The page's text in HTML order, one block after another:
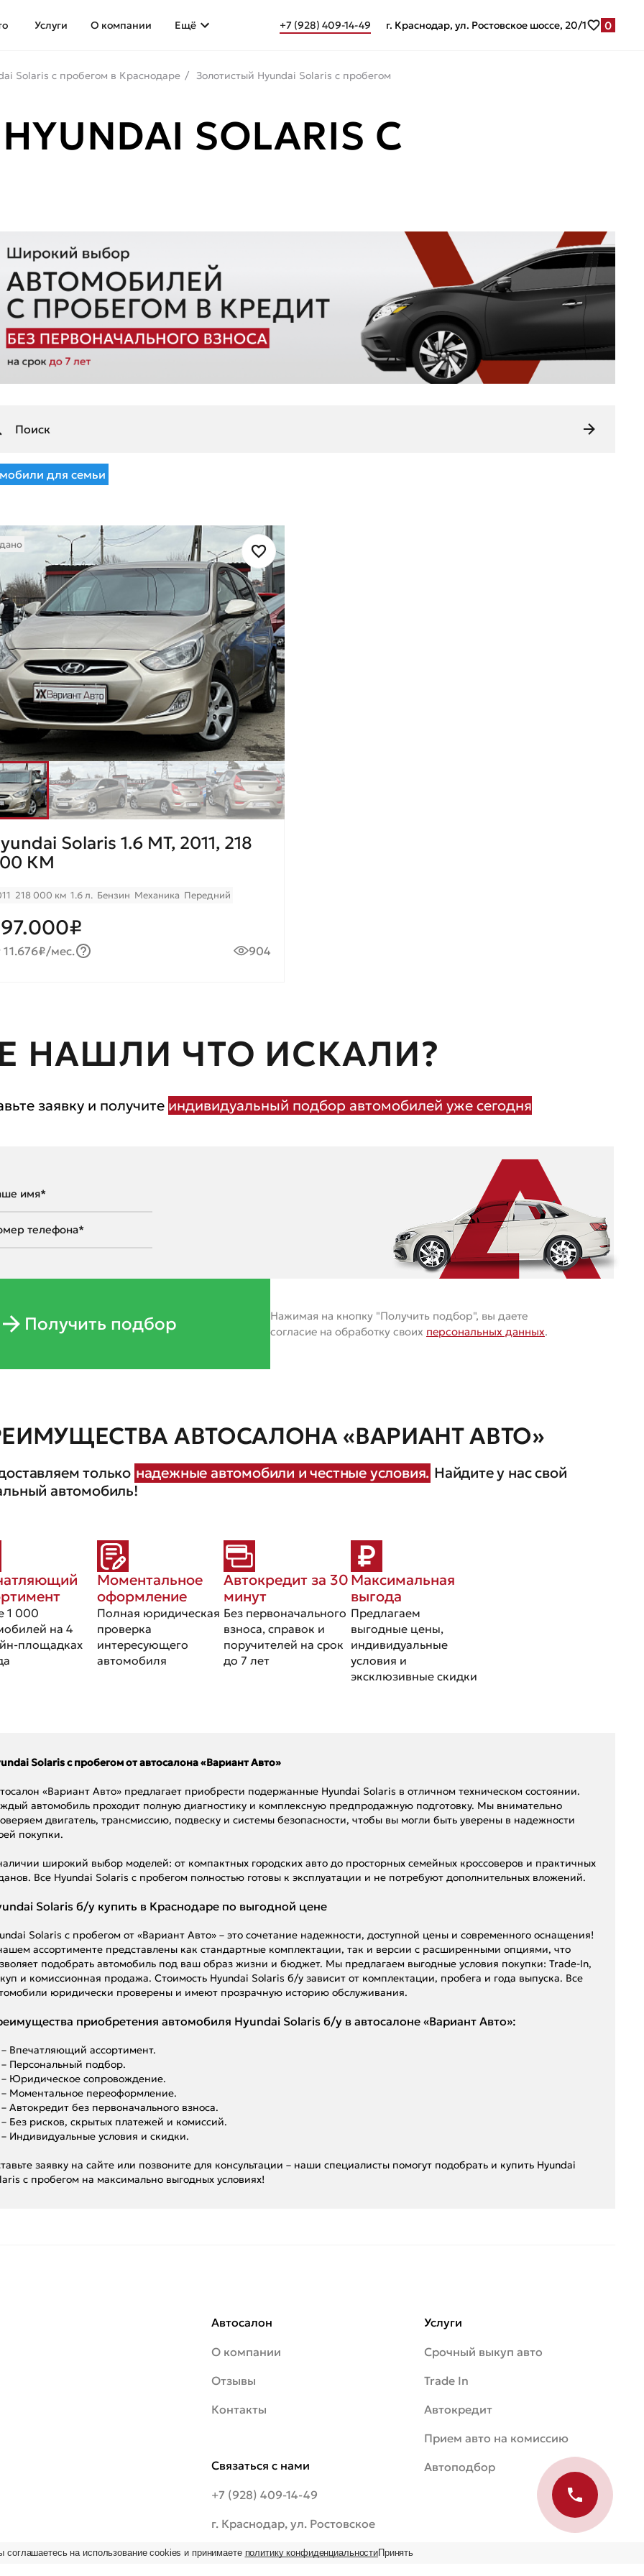
Услуги О компании Ещё +7 (928) 409-14-49 г. Краснодар, ул. Ростовское шоссе, 20/1 0
Solaris с пробегом в Краснодаре Золотистый Hyundai Solaris с пробегом
SOLARIS С
для семьи
Solaris 1.6 MT, 2011, 218
КМ
218 000 км 1.6 л. Бензин Механика Передний
11.676₽/мес. 904
НАШЛИ ЧТО ИСКАЛИ?
заявку и получите индивидуальный подбор автомобилей уже сегодня
Получить подбор
Нажимая на кнопку "Получить подбор", вы даете
согласие на обработку своих персональных данных.
АВТОСАЛОНА «ВАРИАНТ АВТО»
только надежные автомобили и честные условия. Найдите у нас свой
автомобиль!
1 000
на 4
площадках
Моментальное
оформление
Полная юридическая
проверка
интересующего
автомобиля
Автокредит за 30
минут
Без первоначального
взноса, справок и
поручителей на срок
до 7 лет
Максимальная
выгода
Предлагаем
выгодные цены,
индивидуальные
условия и
эксклюзивные скидки
Solaris с пробегом от автосалона «Вариант Авто»
«Вариант Авто» предлагает приобрести подержанные Hyundai Solaris в отличном техническом состоянии.
автомобиль проходит полную диагностику и комплексную предпродажную подготовку. Мы внимательно
двигатель, трансмиссию, подвеску и системы безопасности, чтобы вы могли быть уверены в надежности
покупки.
широкий выбор моделей: от компактных городских авто до просторных семейных кроссоверов и практичных
Все Hyundai Solaris с пробегом полностью готовы к эксплуатации и не потребуют дополнительных вложений.
Solaris б/у купить в Краснодаре по выгодной цене
Solaris с пробегом от «Вариант Авто» – это сочетание надежности, доступной цены и современного оснащения!
ассортименте представлены как стандартные комплектации, так и версии с расширенными опциями, что
подобрать автомобиль под ваш образ жизни и бюджет. Мы предлагаем выгодные условия покупки: Trade-In,
и комиссионная продажа. Стоимость Hyundai Solaris б/у зависит от комплектации, пробега и года выпуска. Все
юридически проверены и имеют прозрачную историю обслуживания.
приобретения автомобиля Hyundai Solaris б/у в автосалоне «Вариант Авто»:
– Впечатляющий ассортимент.
– Персональный подбор.
– Юридическое сопровождение.
– Моментальное переоформление.
– Автокредит без первоначального взноса.
– Без рисков, скрытых платежей и комиссий.
– Индивидуальные условия и скидки.
заявку на сайте или позвоните для консультации – наши специалисты помогут подобрать и купить Hyundai
с пробегом на максимально выгодных условиях!
Автосалон
О компании
Отзывы
Контакты
Связаться с нами
+7 (928) 409-14-49
г. Краснодар, ул. Ростовское
шоссе, 20/1
Услуги
Срочный выкуп авто
Trade In
Автокредит
Прием авто на комиссию
Автоподбор
соглашаетесь на использование cookies и принимаете политику конфиденциальностиПринять